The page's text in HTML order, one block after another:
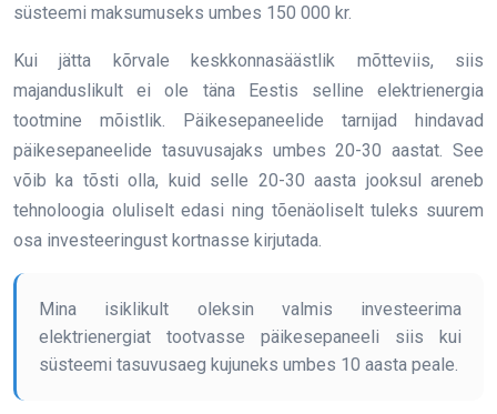
süsteemi maksumuseks umbes 150 000 kr.
Kui jätta kõrvale keskkonnasäästlik mõtteviis, siis
majanduslikult ei ole täna Eestis selline elektrienergia
tootmine mõistlik. Päikesepaneelide tarnijad hindavad
päikesepaneelide tasuvusajaks umbes 20-30 aastat. See
võib ka tõsti olla, kuid selle 20-30 aasta jooksul areneb
tehnoloogia oluliselt edasi ning tõenäoliselt tuleks suurem
osa investeeringust kortnasse kirjutada.
Mina isiklikult oleksin valmis investeerima
elektrienergiat tootvasse päikesepaneeli siis kui
süsteemi tasuvusaeg kujuneks umbes 10 aasta peale.